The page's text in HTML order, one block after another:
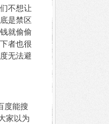
不想让
是禁区
就偷偷
者也很
无法避
度能搜
家以为